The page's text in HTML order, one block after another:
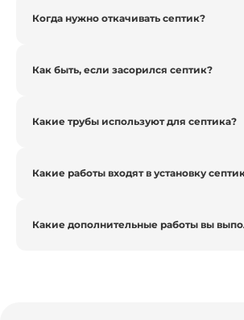
Когда нужно откачивать септик?
Как быть, если засорился септик?
Какие трубы используют для септика?
Какие работы входят в установку
Какие дополнительные работы вы